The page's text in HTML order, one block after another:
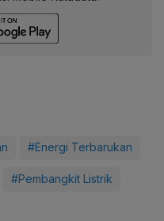
#Energi Terbarukan
#Pembangkit Listrik